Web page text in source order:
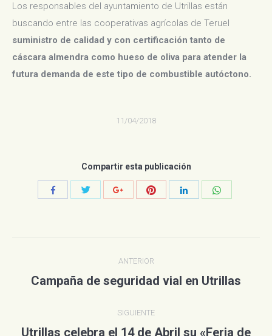
Los responsables del ayuntamiento de Utrillas están
buscando entre las cooperativas agrícolas de Teruel
suministro de calidad y con certificación tanto de
cáscara almendra como hueso de oliva para atender la
futura demanda de este tipo de combustible autóctono.
11/04/2018
Compartir esta publicación
CompartirCompartir CompartirCompartirCompartirCompartir
entre
publicaciones
ANTERIOR
Publicación
Campaña de seguridad vial en Utrillas
SIGUIENTE
Utrillas celebra el 14 de Abril su «Feria de